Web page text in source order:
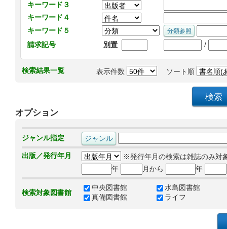
キーワード３
キーワード４
キーワード５
請求記号
別置 /
検索結果一覧 表示件数 ソート順
オプション
ジャンル指定
出版／発行年月
※発行年月の検索は雑誌のみ対
年
月から 年
検索対象図書館
中央図書館
水島図書館
真備図書館
ライフ